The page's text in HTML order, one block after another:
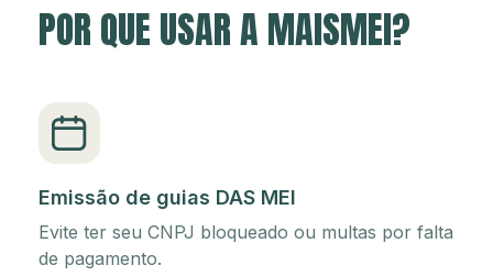
POR QUE USAR A MAISMEI?
Emissão de guias DAS MEI
Evite ter seu CNPJ bloqueado ou multas por falta
de pagamento.